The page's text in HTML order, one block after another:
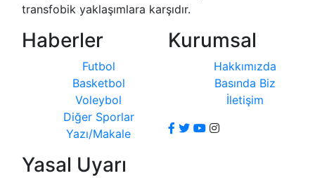
transfobik yaklaşımlara karşıdır.
Haberler
Futbol
Basketbol
Voleybol
Diğer Sporlar
Yazı/Makale
Kurumsal
Hakkımızda
Basında Biz
İletişim
Yasal Uyarı